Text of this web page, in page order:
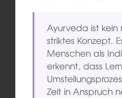
Ayurveda ist kein
striktes Konzept.
Menschen als
erkennt, dass
Zeit in Anspruch